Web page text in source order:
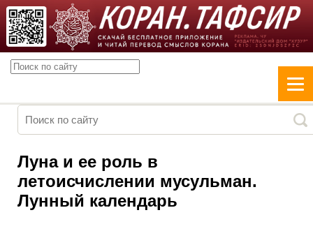
Луна и ее роль в
летоисчислении мусульман.
Лунный календарь